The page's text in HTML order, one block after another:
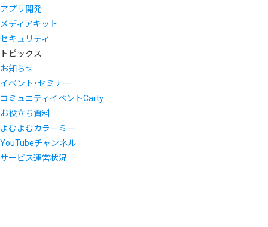
アプリ開発
メディアキット
セキュリティ
トピックス
お知らせ
イベント・セミナー
コミュニティイベントCarty
お役立ち資料
よむよむカラーミー
YouTubeチャンネル
サービス運営状況